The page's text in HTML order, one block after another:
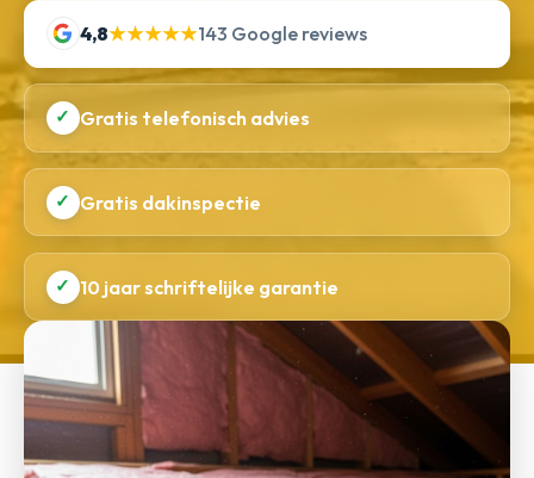
4,8★★★★★143 Google reviews
✓ Gratis telefonisch advies
✓ Gratis dakinspectie
✓ 10 jaar schriftelijke garantie